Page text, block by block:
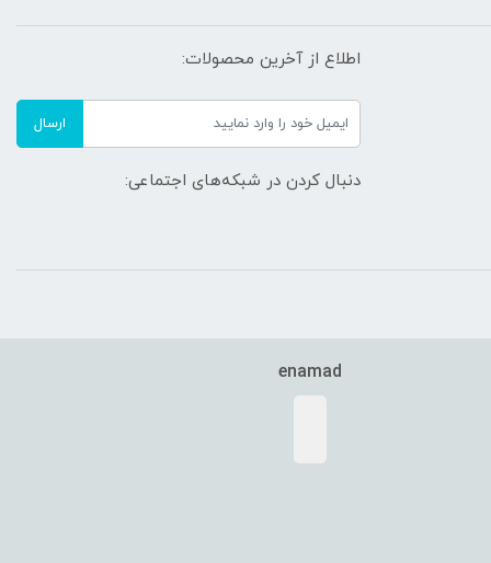
اطلاع از آخرین محصولات:
ارسال
دنبال کردن در شبکه‌های اجتماعی:
enamad